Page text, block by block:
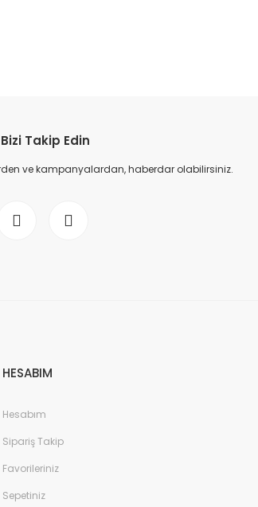
Takip Edin
ve kampanyalardan, haberdar olabilirsiniz.
HESABIM
Hesabım
Sipariş Takip
Favorileriniz
Sepetiniz